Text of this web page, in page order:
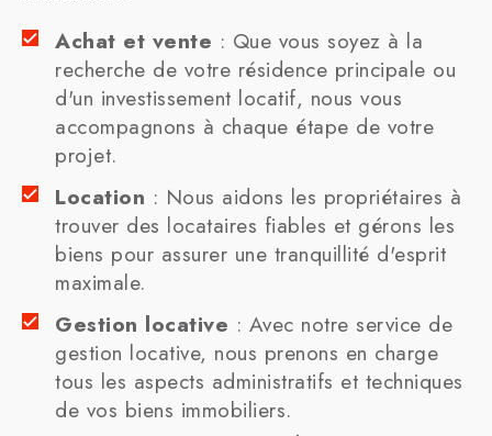
Achat et vente : Que vous soyez à la
recherche de votre résidence principale ou
d'un investissement locatif, nous vous
accompagnons à chaque étape de votre
projet.
Location : Nous aidons les propriétaires à
trouver des locataires fiables et gérons les
biens pour assurer une tranquillité d'esprit
maximale.
Gestion locative : Avec notre service de
gestion locative, nous prenons en charge
tous les aspects administratifs et techniques
de vos biens immobiliers.